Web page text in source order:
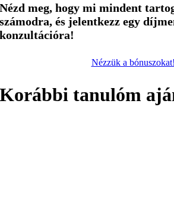
Nézd meg, hogy mi mindent
számodra, és jelentkezz egy
konzultációra!
Nézzük a bónuszokat!
Korábbi tanulóm